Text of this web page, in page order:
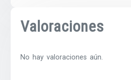
Valoraciones
No hay valoraciones aún.